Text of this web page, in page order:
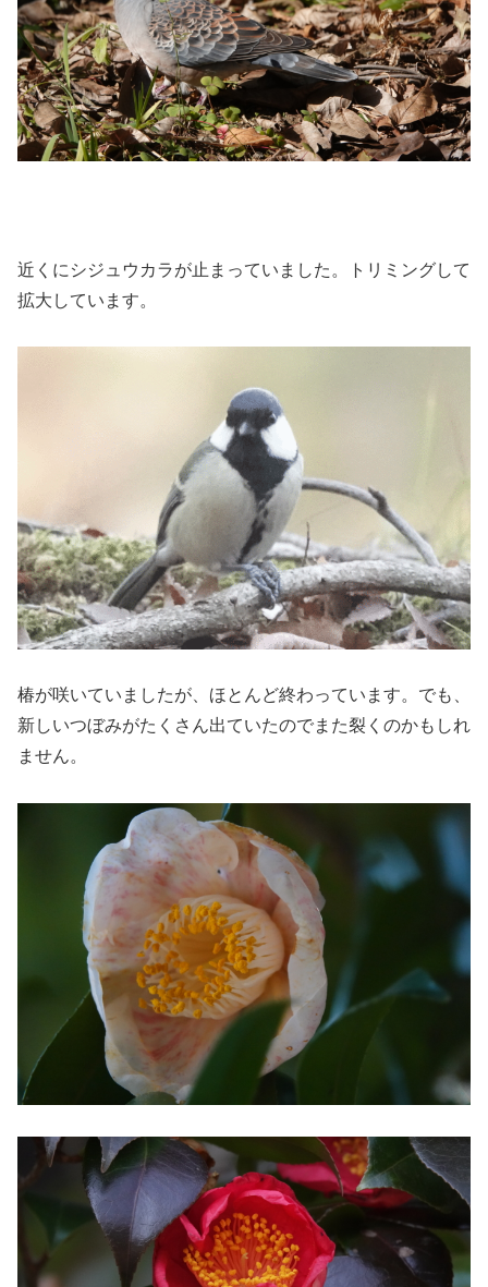
近くにシジュウカラが止まっていました。トリミングして
拡大しています。
椿が咲いていましたが、ほとんど終わっています。でも、
新しいつぼみがたくさん出ていたのでまた裂くのかもしれ
ません。